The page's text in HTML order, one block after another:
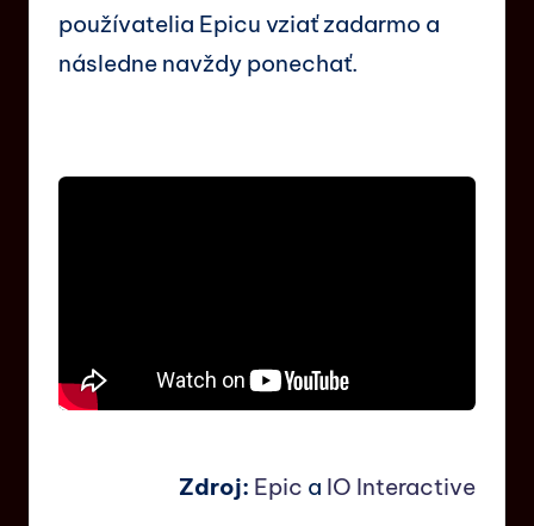
používatelia Epicu vziať zadarmo a
následne navždy ponechať.
Zdroj: Epic a IO Interactive